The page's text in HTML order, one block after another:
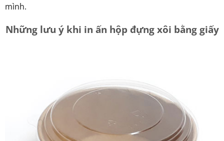
mình.
Những lưu ý khi in ấn hộp đựng xôi bằng giấy